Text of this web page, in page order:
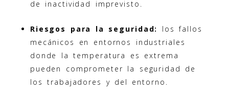
de inactividad imprevisto.
Riesgos para la seguridad: los fallos
mecánicos en entornos industriales
donde la temperatura es extrema
pueden comprometer la seguridad de
los trabajadores y del entorno.